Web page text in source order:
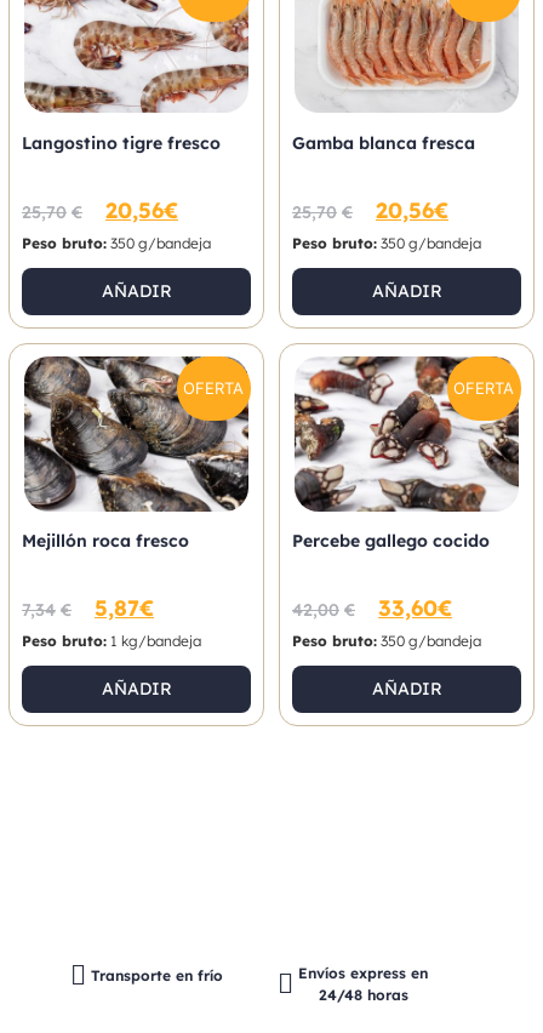
Langostino tigre fresco
25,70 € 20,56€
Peso bruto: 350 g/bandeja
AÑADIR
Gamba blanca fresca
25,70 € 20,56€
Peso bruto: 350 g/bandeja
AÑADIR
OFERTA
Mejillón roca fresco
7,34 € 5,87€
Peso bruto: 1 kg/bandeja
AÑADIR
OFERTA
Percebe gallego cocido
42,00 € 33,60€
Peso bruto: 350 g/bandeja
AÑADIR
Transporte en frío
Envíos express en
24/48 horas